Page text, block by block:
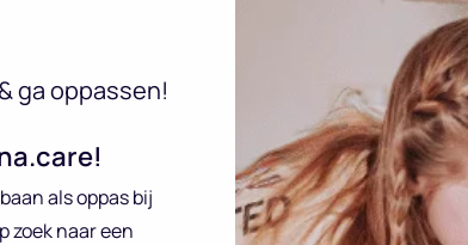
ga oppassen!
als oppas bij
zoek naar een